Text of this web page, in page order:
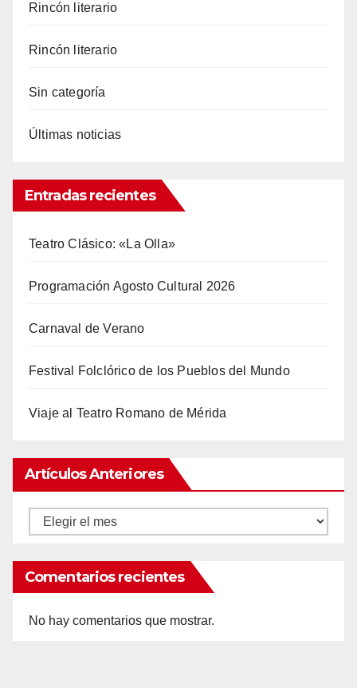
Rincón literario
Rincón literario
Sin categoría
Últimas noticias
Entradas recientes
Teatro Clásico: «La Olla»
Programación Agosto Cultural 2026
Carnaval de Verano
Festival Folclórico de los Pueblos del Mundo
Viaje al Teatro Romano de Mérida
Artículos Anteriores
Artículos
Comentarios recientes
No hay comentarios que mostrar.